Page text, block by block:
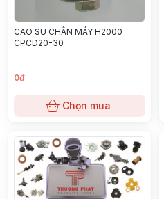
CAO SU CHÂN MÁY H2000
CPCD20-30
0đ
Chọn mua